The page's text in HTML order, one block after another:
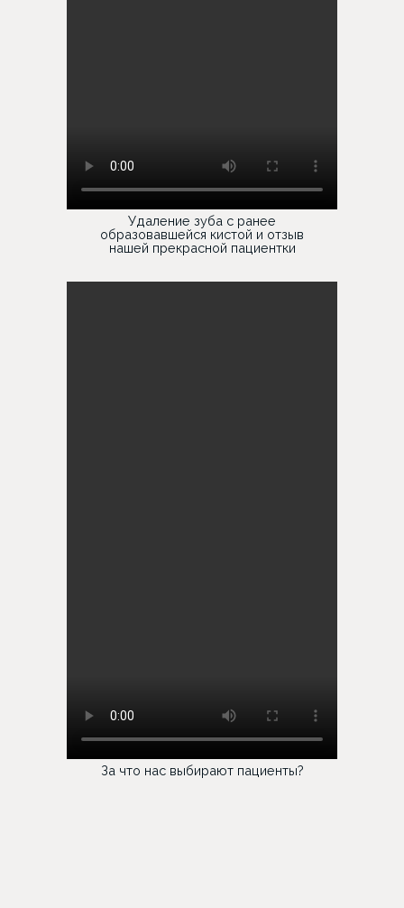
Удаление зуба с ранее
образовавшейся кистой и отзыв
нашей прекрасной пациентки
За что нас выбирают пациенты?